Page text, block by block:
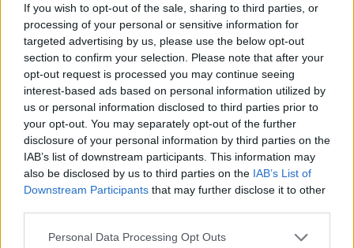
If you wish to opt-out of the sale, sharing to third parties, or
processing of your personal or sensitive information for
targeted advertising by us, please use the below opt-out
section to confirm your selection. Please note that after your
opt-out request is processed you may continue seeing
interest-based ads based on personal information utilized by
us or personal information disclosed to third parties prior to
your opt-out. You may separately opt-out of the further
disclosure of your personal information by third parties on the
IAB’s list of downstream participants. This information may
also be disclosed by us to third parties on the IAB’s List of
Downstream Participants that may further disclose it to other
Please note that this website/app uses one or more Google
Personal Data Processing Opt Outs
Itt állítsd be, hogy az RTL.hu az elsők között
legyen a Google-találatokban!
Kövess minket, és értesülj a friss hírekről a